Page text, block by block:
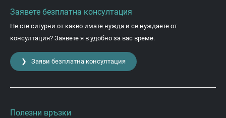
Заявете безплатна консултация
Не сте сигурни от какво имате нужда и се нуждаете от
консултация? Заявете я в удобно за вас време.
❯ Заяви безплатна консултация
Полезни връзки